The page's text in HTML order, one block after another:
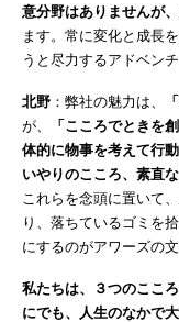
意分野はありませんが
ます。常に変化と成長
うと尽力するアドベン
北野 ：弊社の魅力は、
が、
「こころでときを
体的に物事を考えて行
いやりのこころ、素直
これらを念頭に置いて
り、落ちているゴミを
にするのがアワーズの文
私たちは、３つのここ
にでも、人生のなかで